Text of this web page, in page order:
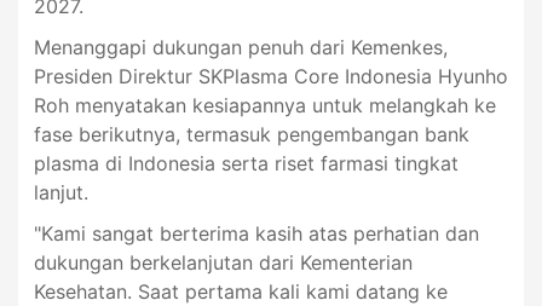
2027.
Menanggapi dukungan penuh dari Kemenkes,
Presiden Direktur SKPlasma Core Indonesia Hyunho
Roh menyatakan kesiapannya untuk melangkah ke
fase berikutnya, termasuk pengembangan bank
plasma di Indonesia serta riset farmasi tingkat
lanjut.
"Kami sangat berterima kasih atas perhatian dan
dukungan berkelanjutan dari Kementerian
Kesehatan. Saat pertama kali kami datang ke